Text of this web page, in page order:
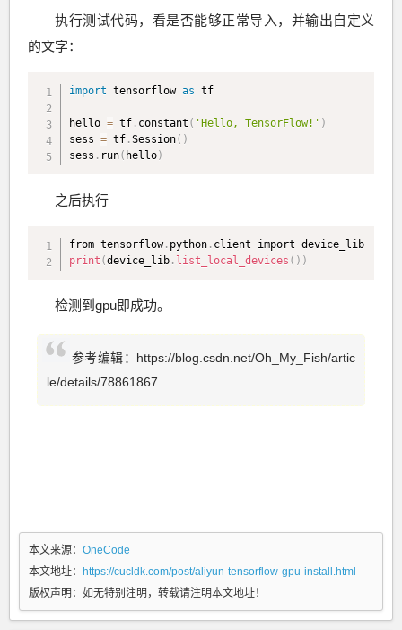
执行测试代码，看是否能够正常导入，并输出自定义
的文字：
import tensorflow as tf
hello = tf. constant ( 'Hello, TensorFlow!' )
sess = tf.Session( )
sess . run( hello)
之后执行
from tensorflow. python.
client import device_lib
print (device_lib. list_local_devices ( ) )
检测到gpu即成功。
参考编辑：https://blog.csdn.net/Oh_My_Fish/artic
le/details/78861867
本文来源： OneCode
本文地址：
https://cucldk.com/post/aliyun-tensorflow-gpu-install.html
版权声明： 如无特别注明，转载请注明本文地址！